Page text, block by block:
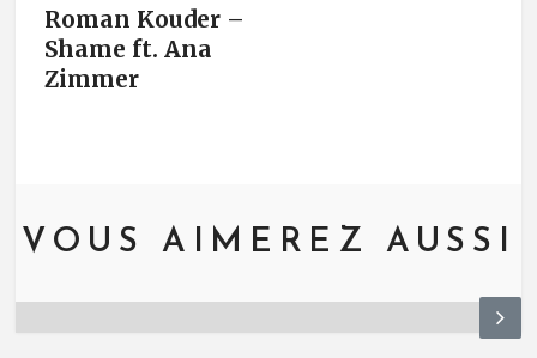
Roman Kouder –
Shame ft. Ana
Zimmer
VOUS AIMEREZ AUSSI